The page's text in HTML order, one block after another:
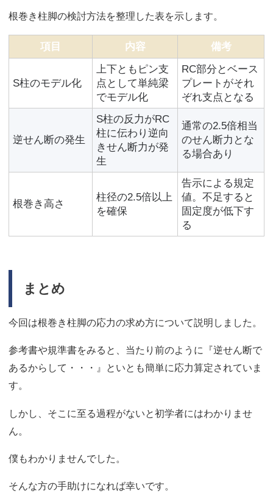
根巻き柱脚の検討方法を整理した表を示します。
項目 内容 備考
S柱のモデル化
上下ともピン支
点として単純梁
でモデル化
RC部分とベース
プレートがそれ
ぞれ支点となる
逆せん断の発生
S柱の反力がRC
柱に伝わり逆向
きせん断力が発
生
通常の2.5倍相当
のせん断力とな
る場合あり
根巻き高さ
柱径の2.5倍以上
を確保
告示による規定
値。不足すると
固定度が低下す
る
まとめ
今回は根巻き柱脚の応力の求め方について説明しました。
参考書や規準書をみると、当たり前のように『逆せん断で
あるからして・・・』といとも簡単に応力算定されていま
す。
しかし、そこに至る過程がないと初学者にはわかりませ
ん。
僕もわかりませんでした。
そんな方の手助けになれば幸いです。